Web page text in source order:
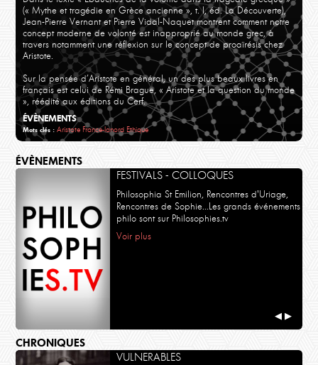
(« Mythe et tragédie en Grèce ancienne », t. I, éd. La Découverte),
Jean-Pierre Vernant et Pierre Vidal-Naquet montrent comment notre
concept moderne de volonté est inapproprié au monde grec, à
travers notamment une réflexion sur le concept de proaïrésis chez
Aristote.
Sur la pensée d’Aristote en général, un des plus beaux livres en
français est celui de Rémi Brague, « Aristote et la question du monde
», réédité aux éditions du Cerf.
ÉVÈNEMENTS
Mots clés : Aristote France-lanord Ethique
ÉVÈNEMENTS
FESTIVALS - COLLOQUES
Philosophia St Emilion, Rencontres d'Uriage,
Rencontres de Sophie...Les grands événements
philo sont sur Philosophies.tv
Voir plus
◀ ▶
CHRONIQUES
VULNERABLES